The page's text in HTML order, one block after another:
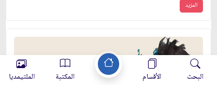
المزيد
البحث الأقسام المكتبة الملتيمديا